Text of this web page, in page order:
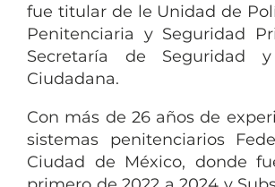
fue titular de le Unidad de
Penitenciaria y Seguridad
Secretaría de Seguridad y
Ciudadana.
Con más de 26 años de
sistemas penitenciarios
Ciudad de México, donde